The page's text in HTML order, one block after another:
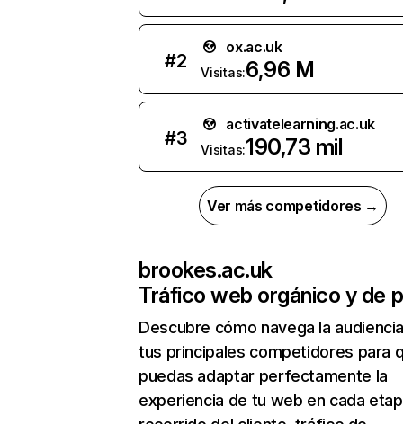
#2
ox.ac.uk
Visitas:6,96 M
#3
activatelearning.ac.uk
Visitas:190,73 mil
Ver más competidores →
brookes.ac.uk
Tráfico web orgánico y de
Descubre cómo navega la
tus principales competidores para
puedas adaptar perfectamente la
experiencia de tu web en cada